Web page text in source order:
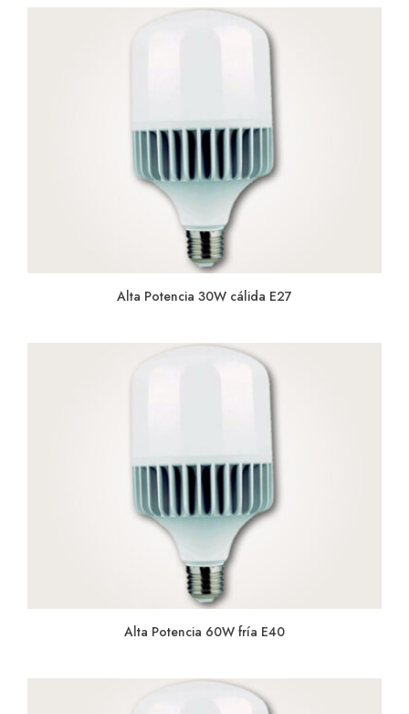
Alta Potencia 30W cálida E27
Alta Potencia 60W fría E40